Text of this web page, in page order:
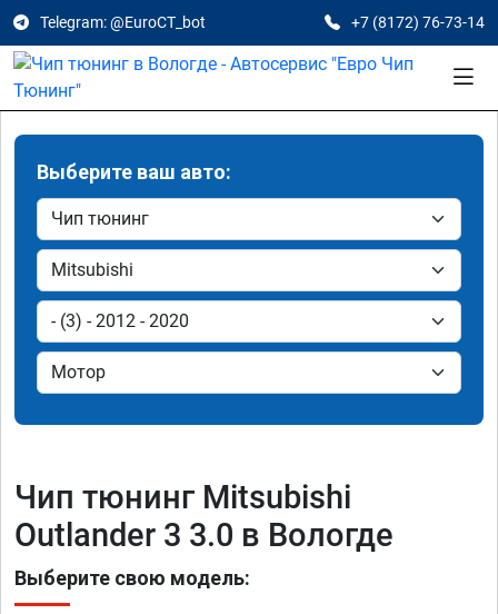
Telegram: @EuroCT_bot +7 (8172) 76-73-14
Выберите ваш авто:
Чип тюнинг Mitsubishi
Outlander 3 3.0 в Вологде
Выберите свою модель: